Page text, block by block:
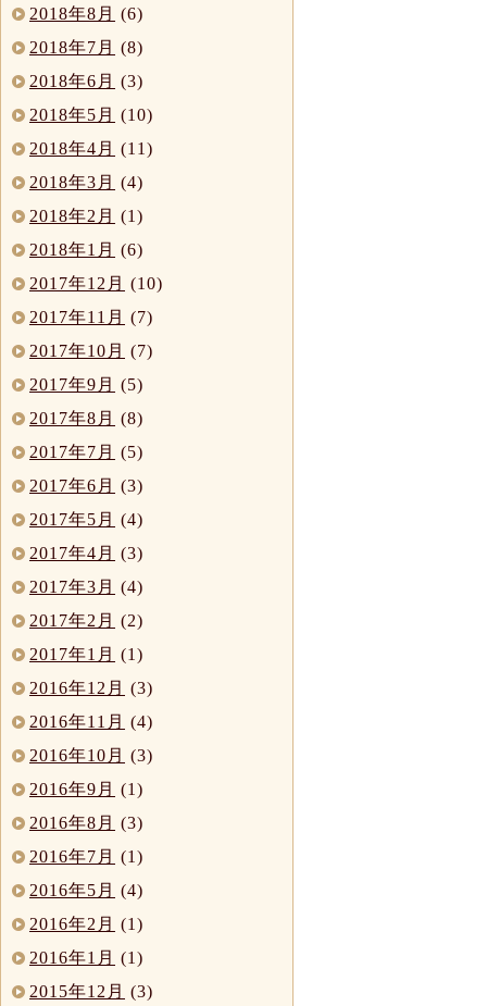
2018年8月 (6)
2018年7月 (8)
2018年6月 (3)
2018年5月 (10)
2018年4月 (11)
2018年3月 (4)
2018年2月 (1)
2018年1月 (6)
2017年12月 (10)
2017年11月 (7)
2017年10月 (7)
2017年9月 (5)
2017年8月 (8)
2017年7月 (5)
2017年6月 (3)
2017年5月 (4)
2017年4月 (3)
2017年3月 (4)
2017年2月 (2)
2017年1月 (1)
2016年12月 (3)
2016年11月 (4)
2016年10月 (3)
2016年9月 (1)
2016年8月 (3)
2016年7月 (1)
2016年5月 (4)
2016年2月 (1)
2016年1月 (1)
2015年12月 (3)